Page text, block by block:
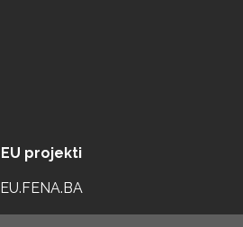
EU projekti
EU.FENA.BA